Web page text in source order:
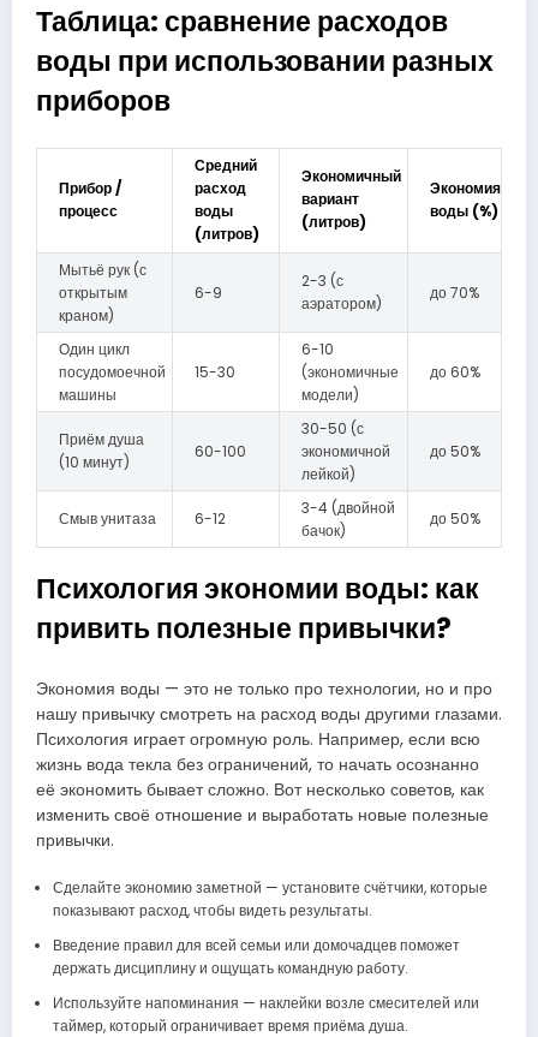
Таблица: сравнение расходов
воды при использовании разных
приборов
Прибор /
процесс
Средний
расход
воды
(литров)
Экономичный
вариант
(литров)
Экономия
воды (%)
Мытьё рук (с
открытым
краном)
6-9
2-3 (с
аэратором)
до 70%
Один цикл
посудомоечной
машины
15-30
6-10
(экономичные
модели)
до 60%
Приём душа
(10 минут)
60-100
30-50 (с
экономичной
лейкой)
до 50%
Смыв унитаза 6-12
3-4 (двойной
бачок)
до 50%
Психология экономии воды: как
привить полезные привычки?
Экономия воды — это не только про технологии, но и про
нашу привычку смотреть на расход воды другими глазами.
Психология играет огромную роль. Например, если всю
жизнь вода текла без ограничений, то начать осознанно
её экономить бывает сложно. Вот несколько советов, как
изменить своё отношение и выработать новые полезные
привычки.
Сделайте экономию заметной — установите счётчики, которые
показывают расход, чтобы видеть результаты.
Введение правил для всей семьи или домочадцев поможет
держать дисциплину и ощущать командную работу.
Используйте напоминания — наклейки возле смесителей или
таймер, который ограничивает время приёма душа.